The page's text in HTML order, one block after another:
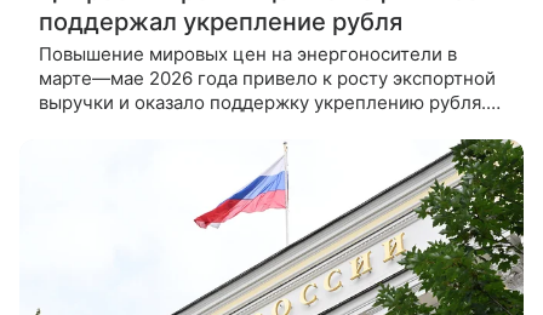
поддержал укрепление рубля
Повышение мировых цен на энергоносители в
марте—мае 2026 года привело к росту экспортной
выручки и оказало поддержку укреплению рубля.